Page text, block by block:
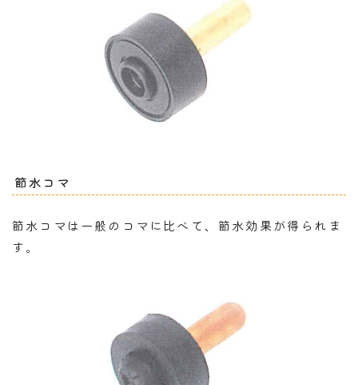
節水コマ
節水コマは一般のコマに比べて、節水効果が得られま
す。